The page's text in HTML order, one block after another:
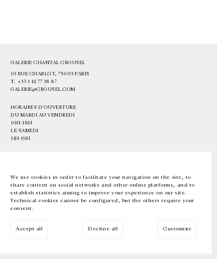
We use cookies in order to facilitate your navigation on the site, to
share content on social networks and other online platforms, and to
establish statistics aiming to improve your experience on our site.
Technical cookies cannot be configured, but the others require your
consent.
Accept all Decline all Customize
GALERIE CHANTAL CROUSEL
10 RUE CHARLOT, 75003 PARIS
T. +33 1 42 77 38 87
GALERIE@CROUSEL.COM
HORAIRES D'OUVERTURE
DU MARDI AU VENDREDI
10H-18H
LE SAMEDI
11H-19H
EN FR 中文 Facebook Instagram
Inscrivez-vous à notre newsletter